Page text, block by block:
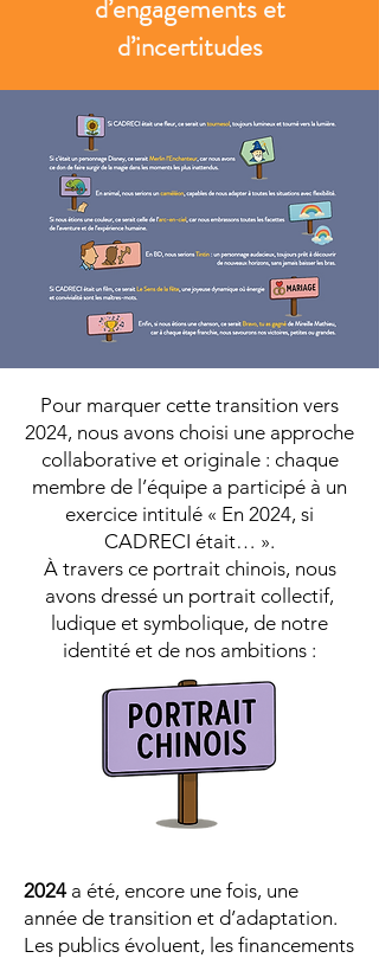
d’engagements et
d’incertitudes
Pour marquer cette transition vers
2024, nous avons choisi une approche
collaborative et originale : chaque
membre de l’équipe a participé à un
exercice intitulé « En 2024, si
CADRECI était… ».
À travers ce portrait chinois, nous
avons dressé un portrait collectif,
ludique et symbolique, de notre
identité et de nos ambitions :
2024a été, encore une fois, une
année de transition et d’adaptation.
Les publics évoluent, les financements